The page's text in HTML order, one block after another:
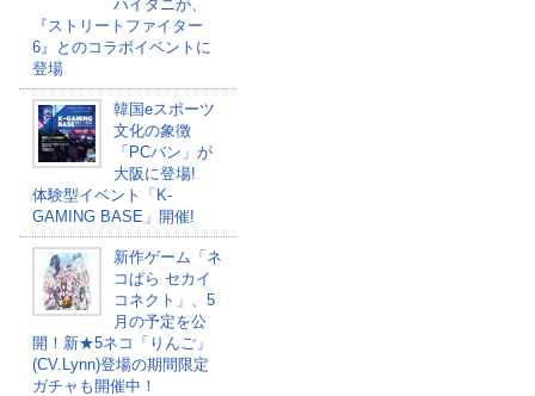
ハイタニが、
『ストリートファイター
6』とのコラボイベントに
登場
韓国eスポーツ
文化の象徴
「PCバン」が
大阪に登場!
体験型イベント「K-
GAMING BASE」開催!
新作ゲーム「ネ
コぱら セカイ
コネクト」、5
月の予定を公
開！新★5ネコ「りんご」
(CV.Lynn)登場の期間限定
ガチャも開催中！